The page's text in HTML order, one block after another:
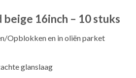
beige 16inch – 10 stuks
Opblokken en in oliën parket
glanslaag